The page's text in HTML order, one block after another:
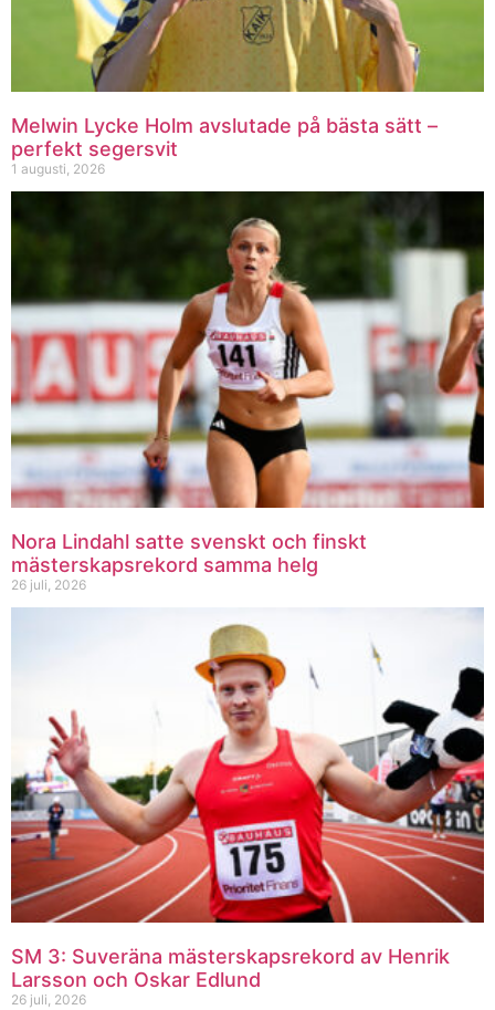
Melwin Lycke Holm avslutade på bästa sätt –
perfekt segersvit
1 augusti, 2026
Nora Lindahl satte svenskt och finskt
mästerskapsrekord samma helg
26 juli, 2026
SM 3: Suveräna mästerskapsrekord av Henrik
Larsson och Oskar Edlund
26 juli, 2026